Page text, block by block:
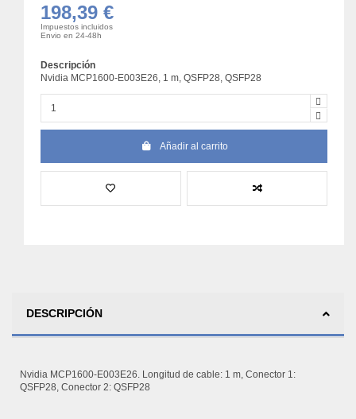
198,39 €
Impuestos incluidos
Envio en 24-48h
Descripción
Nvidia MCP1600-E003E26, 1 m, QSFP28, QSFP28
Añadir al carrito
DESCRIPCIÓN
Nvidia MCP1600-E003E26. Longitud de cable: 1 m, Conector 1:
QSFP28, Conector 2: QSFP28